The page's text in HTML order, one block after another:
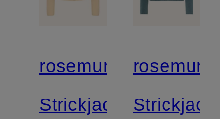
rosemunde
Strickjacke